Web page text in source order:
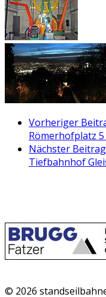
Vorheriger
Römerhofplatz
Nächster
Tiefbahnhof
© 2026